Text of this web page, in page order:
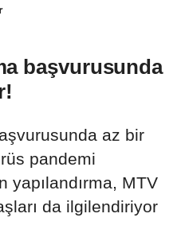
başvurusunda
az bir
pandemi
yapılandırma, MTV
da ilgilendiriyor